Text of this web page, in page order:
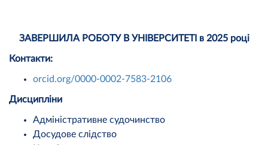
ЗАВЕРШИЛА РОБОТУ В УНІВЕРСИТЕТІ в 2025 році
Контакти:
orcid.org/0000-0002-7583-2106
Дисципліни
Адміністративне судочинство
Досудове слідство